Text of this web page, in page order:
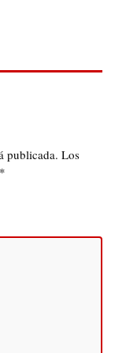
publicada. Los
*